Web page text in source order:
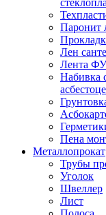
Паронит
Лен
Лента
Набивка
Пена
Металлопрокат
Трубы
Уголок
Швеллер
Лист